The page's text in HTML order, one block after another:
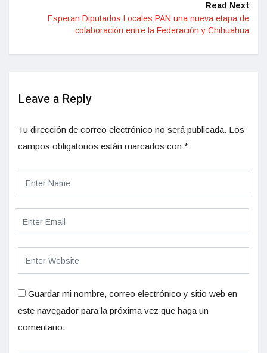
Read Next
Esperan Diputados Locales PAN una nueva etapa de
colaboración entre la Federación y Chihuahua
Leave a Reply
Tu dirección de correo electrónico no será publicada. Los
campos obligatorios están marcados con *
Guardar mi nombre, correo electrónico y sitio web en
este navegador para la próxima vez que haga un
comentario.